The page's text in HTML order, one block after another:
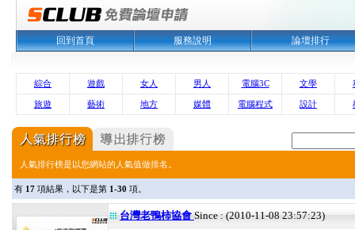
回到首頁 服務說明 論壇排行
綜合 遊戲 女人 男人 電腦3C 文學
旅遊 藝術 地方 媒體 電腦程式 設計
人氣排行榜是以您網站的人氣值做排名。
有 17 項結果，以下是第 1-30 項。
台灣老鴨柿協會 Since : (2010-11-08 23:57:23)